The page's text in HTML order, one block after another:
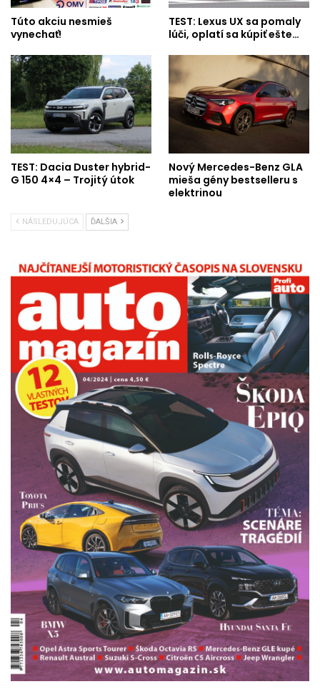
Túto akciu nesmieš
vynechať!
TEST: Lexus UX sa pomaly
lúči, oplatí sa kúpiť ešte…
TEST: Dacia Duster hybrid-
G 150 4×4 – Trojitý útok
Nový Mercedes-Benz GLA
mieša gény bestselleru s
elektrinou
NÁSLEDUJÚCA ĎALŠIA